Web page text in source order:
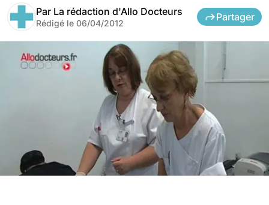
Par La rédaction d'Allo Docteurs
Rédigé le 06/04/2012
Partager